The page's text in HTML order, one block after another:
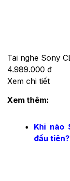
Tai nghe Sony
4.989.000 đ
Xem chi tiết
Xem thêm:
Khi nào
đầu tiên?